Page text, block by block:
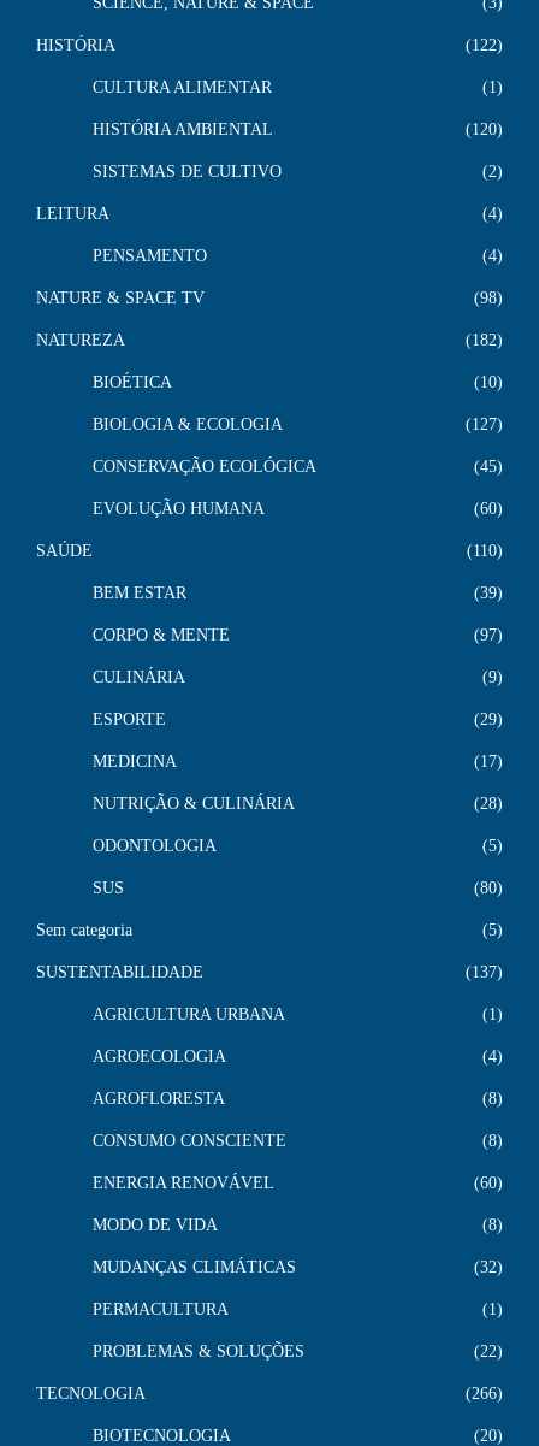
HISTÓRIA 122
CULTURA ALIMENTAR 1
HISTÓRIA AMBIENTAL 120
SISTEMAS DE CULTIVO 2
LEITURA 4
PENSAMENTO 4
NATURE & SPACE TV 98
NATUREZA 182
BIOÉTICA 10
BIOLOGIA & ECOLOGIA 127
CONSERVAÇÃO ECOLÓGICA 45
EVOLUÇÃO HUMANA 60
SAÚDE 110
BEM ESTAR 39
CORPO & MENTE 97
CULINÁRIA 9
ESPORTE 29
MEDICINA 17
NUTRIÇÃO & CULINÁRIA 28
ODONTOLOGIA 5
SUS 80
Sem categoria 5
SUSTENTABILIDADE 137
AGRICULTURA URBANA 1
AGROECOLOGIA 4
AGROFLORESTA 8
CONSUMO CONSCIENTE 8
ENERGIA RENOVÁVEL 60
MODO DE VIDA 8
MUDANÇAS CLIMÁTICAS 32
PERMACULTURA 1
PROBLEMAS & SOLUÇÕES 22
TECNOLOGIA 266
BIOTECNOLOGIA 20